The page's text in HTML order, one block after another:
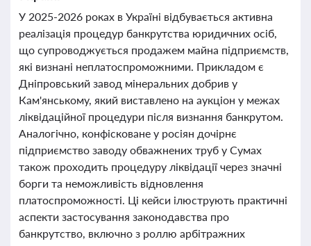
У 2025-2026 роках в Україні відбувається активна
реалізація процедур банкрутства юридичних осіб,
що супроводжується продажем майна підприємств,
які визнані неплатоспроможними. Прикладом є
Дніпровський завод мінеральних добрив у
Кам'янському, який виставлено на аукціон у межах
ліквідаційної процедури після визнання банкрутом.
Аналогічно, конфісковане у росіян дочірнє
підприємство заводу обважнених труб у Сумах
також проходить процедуру ліквідації через значні
борги та неможливість відновлення
платоспроможності. Ці кейси ілюструють практичні
аспекти застосування законодавства про
банкрутство, включно з роллю арбітражних